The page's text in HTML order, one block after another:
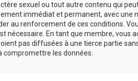
sexuel ou tout autre contenu qui
immédiat et permanent, avec
au renforcement de ces conditions.
nécessaire. En tant que membre, vous
pas diffusées à une tierce partie
compromettre les données.